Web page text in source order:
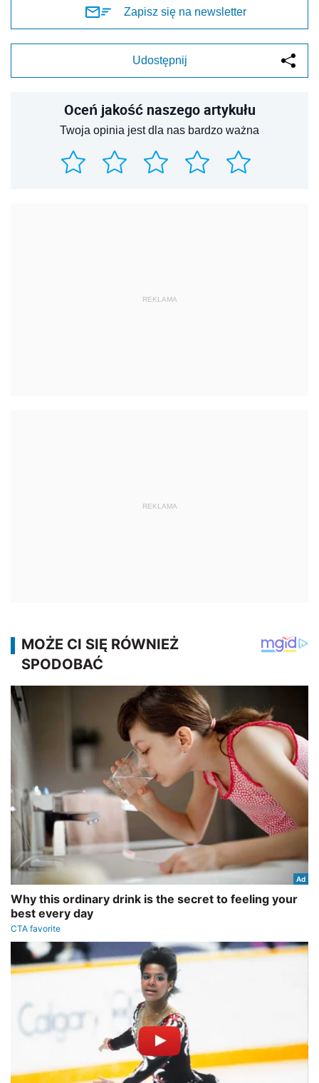
Zapisz się na newsletter
Udostępnij
Oceń jakość naszego artykułu
Twoja opinia jest dla nas bardzo ważna
REKLAMA
REKLAMA